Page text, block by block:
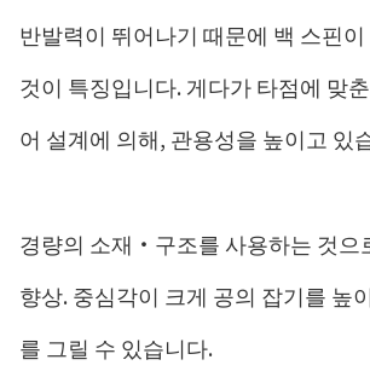
반발력이 뛰어나기 때문에 백 스핀
것이 특징입니다. 게다가 타점에 맞
어 설계에 의해, 관용성을 높이고 있
경량의 소재・구조를 사용하는 것으
향상. 중심각이 크게 공의 잡기를 높
를 그릴 수 있습니다.